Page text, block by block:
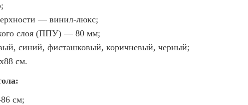
— винил-люкс;
слоя (ППУ) — 80 мм;
синий, фисташковый, коричневый, черный;
см.
см;